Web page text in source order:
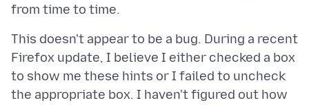
This doesn't appear to be a bug. During a recent
Firefox update, I believe I either checked a box
to show me these hints or I failed to uncheck
the appropriate box. I haven't figured out how